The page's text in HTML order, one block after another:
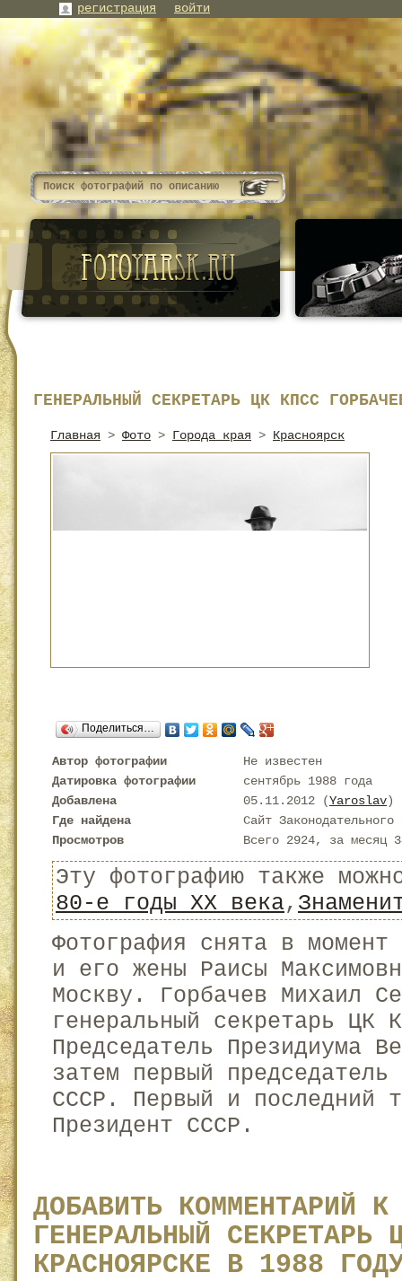
ГЕНЕРАЛЬНЫЙ СЕКРЕТАРЬ ЦК КПСС
Главная > Фото > Города края > Красноярск
Поделиться…
Автор фотографии
Не известен
Датировка фотографии
сентябрь 1988 года
Добавлена
05.11.2012 (Yaroslav)
Где найдена
Сайт
Просмотров
Всего 2924, за месяц
Эту фотографию также
80-е годы XX века,
Фотография снята в
и его жены Раисы
Москву. Горбачев Михаил
генеральный секретарь ЦК
Председатель Президиума
затем первый председатель
СССР. Первый и последний
Президент СССР.
ДОБАВИТЬ КОММЕНТАРИЙ
ГЕНЕРАЛЬНЫЙ СЕКРЕТАРЬ
КРАСНОЯРСКЕ В 1988
регистрация войти